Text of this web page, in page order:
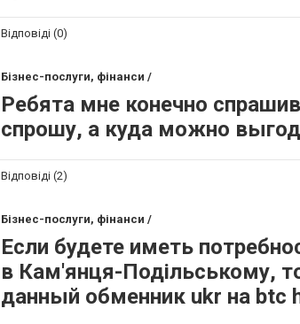
Відповіді (0)
Бізнес-послуги, фінанси /
Ребята мне конечно
спрошу, а куда можно
Відповіді (2)
Бізнес-послуги, фінанси /
Если будете иметь
в Кам'янця-Подільському,
данный обменник ukr на btc